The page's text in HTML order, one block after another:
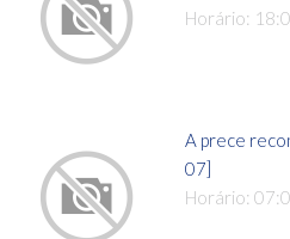
Horário:
A prece
07]
Horário: